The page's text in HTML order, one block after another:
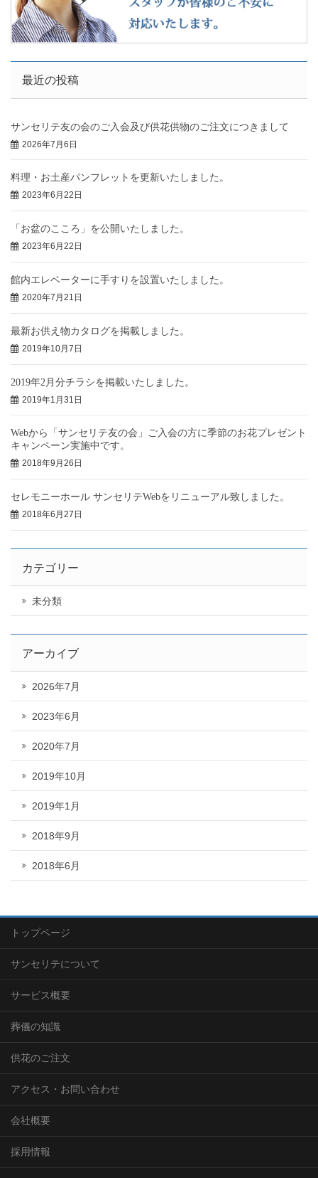
最近の投稿
サンセリテ友の会のご入会及び供花供物のご注文につきまして
2026年7月6日
料理・お土産パンフレットを更新いたしました。
2023年6月22日
「お盆のこころ」を公開いたしました。
2023年6月22日
館内エレベーターに手すりを設置いたしました。
2020年7月21日
最新お供え物カタログを掲載しました。
2019年10月7日
2019年2月分チラシを掲載いたしました。
2019年1月31日
Webから「サンセリテ友の会」ご入会の方に季節のお花プレゼント
キャンペーン実施中です。
2018年9月26日
セレモニーホール サンセリテWebをリニューアル致しました。
2018年6月27日
カテゴリー
未分類
アーカイブ
2026年7月
2023年6月
2020年7月
2019年10月
2019年1月
2018年9月
2018年6月
トップページ
サンセリテについて
サービス概要
葬儀の知識
供花のご注文
アクセス・お問い合わせ
会社概要
採用情報